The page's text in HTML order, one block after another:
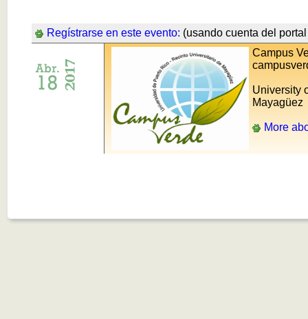
Regístrarse en este evento: (usando cuenta del
Campus
University
Mayagüez
More